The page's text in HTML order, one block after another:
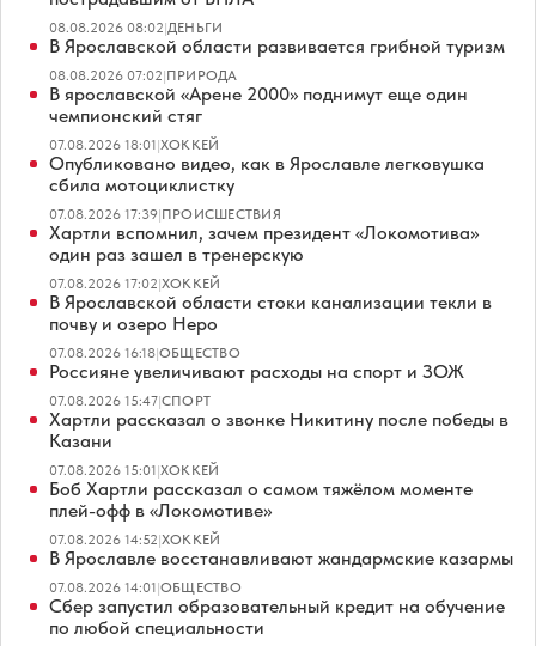
08.08.2026 08:02|ДЕНЬГИ
В Ярославской области развивается грибной туризм
08.08.2026 07:02|ПРИРОДА
В ярославской «Арене 2000» поднимут еще один
чемпионский стяг
07.08.2026 18:01|ХОККЕЙ
Опубликовано видео, как в Ярославле легковушка
сбила мотоциклистку
07.08.2026 17:39|ПРОИСШЕСТВИЯ
Хартли вспомнил, зачем президент «Локомотива»
один раз зашел в тренерскую
07.08.2026 17:02|ХОККЕЙ
В Ярославской области стоки канализации текли в
почву и озеро Неро
07.08.2026 16:18|ОБЩЕСТВО
Россияне увеличивают расходы на спорт и ЗОЖ
07.08.2026 15:47|СПОРТ
Хартли рассказал о звонке Никитину после победы в
Казани
07.08.2026 15:01|ХОККЕЙ
Боб Хартли рассказал о самом тяжёлом моменте
плей-офф в «Локомотиве»
07.08.2026 14:52|ХОККЕЙ
В Ярославле восстанавливают жандармские казармы
07.08.2026 14:01|ОБЩЕСТВО
Сбер запустил образовательный кредит на обучение
по любой специальности